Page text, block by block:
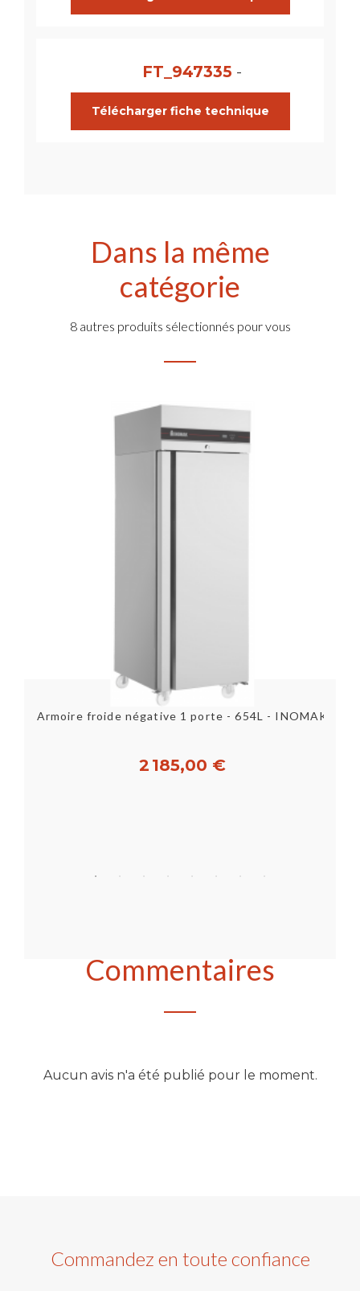
FT_947335 -
Télécharger fiche technique
Dans la même
catégorie
8 autres produits sélectionnés pour vous
Armoire froide négative 1 porte - 654L - INOMAK
2 185,00 €
Commentaires
Aucun avis n'a été publié pour le moment.
Commandez en toute confiance